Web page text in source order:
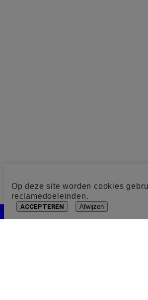
Op deze site worden cookies
reclamedoeleinden.
ACCEPTEREN Afwijzen
Cookie toestemming